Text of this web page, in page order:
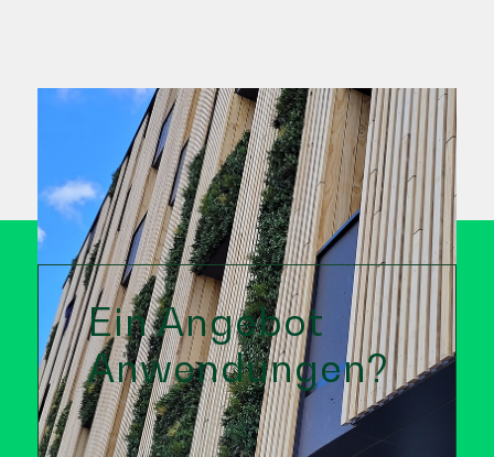
Ein Angebot
Anwendungen?